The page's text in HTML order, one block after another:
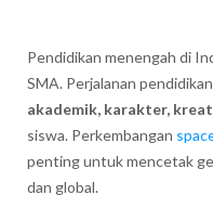
Pendidikan menengah di
SMA. Perjalanan
akademik, karakter,
siswa. Perkembangan
penting untuk mencetak
dan global.